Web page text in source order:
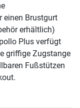
einen Brustgurt
erhältlich)
Plus verfügt
griffige Zugstange
Fußstützen